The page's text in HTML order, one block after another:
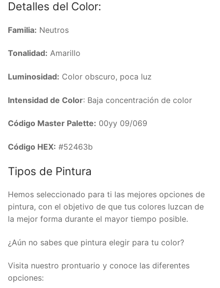
Detalles del Color:
Familia: Neutros
Tonalidad: Amarillo
Luminosidad: Color obscuro, poca luz
Intensidad de Color: Baja concentración de color
Código Master Palette: 00yy 09/069
Código HEX: #52463b
Tipos de Pintura
Hemos seleccionado para ti las mejores opciones de
pintura, con el objetivo de que tus colores luzcan de
la mejor forma durante el mayor tiempo posible.
¿Aún no sabes que pintura elegir para tu color?
Visita nuestro prontuario y conoce las diferentes
opciones: